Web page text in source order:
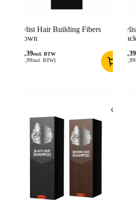
Stylist Hair Building Fibers
Brown
12,39excl. BTW
14,99incl. BTW)
12,39
14,99